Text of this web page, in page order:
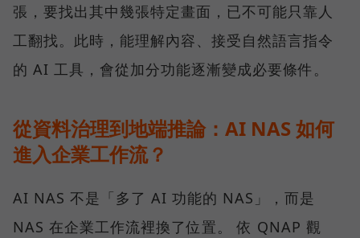
張，要找出其中幾張特定畫面，已不可能只靠人
工翻找。此時，能理解內容、接受自然語言指令
的 AI 工具，會從加分功能逐漸變成必要條件。
從資料治理到地端推論：AI NAS 如何
進入企業工作流？
AI NAS 不是「多了 AI 功能的 NAS」，而是
NAS 在企業工作流裡換了位置。 依 QNAP 觀